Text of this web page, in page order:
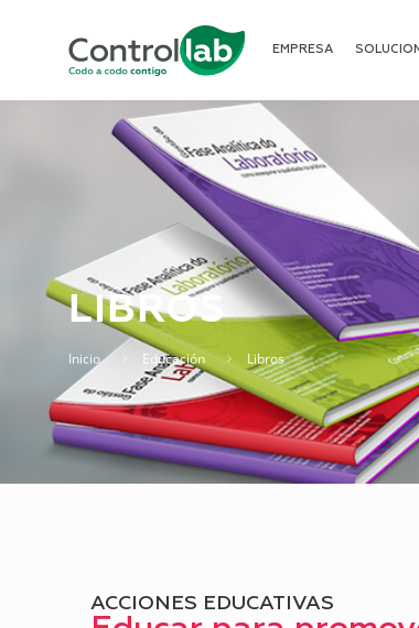
EMPRESA
LIBROS
Inicio Educación Libros
ACCIONES EDUCATIVAS